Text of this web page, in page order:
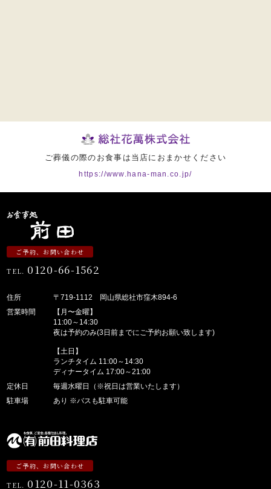
ご葬儀の際のお食事は当店におまかせください
https://www.hana-man.co.jp/
ご予約、お問い合わせ
TEL. 0120-66-1562
住所
〒719-1112 岡山県総社市窪木894-6
営業時間
【月〜金曜】
11:00～14:30
夜は予約のみ(3日前までにご予約お願い致します)
【土日】
ランチタイム 11:00～14:30
ディナータイム 17:00～21:00
定休日
毎週水曜日（※祝日は営業いたします）
駐車場
あり ※バスも駐車可能
ご予約、お問い合わせ
TEL. 0120-11-0363